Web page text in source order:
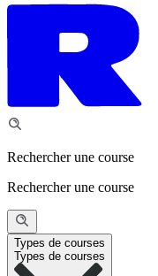
Rechercher une course
Rechercher une course
Types de courses
Types de courses